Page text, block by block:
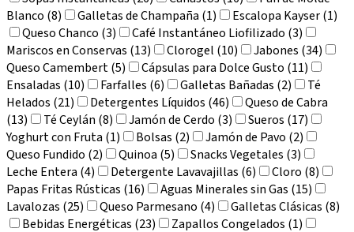
Blanco (8)
Galletas de Champaña (1)
Escalopa Kayser (1)
Queso Chanco (3)
Café Instantáneo Liofilizado (3)
Mariscos en Conservas (13)
Clorogel (10)
Jabones (34)
Queso Camembert (5)
Cápsulas para Dolce Gusto (11)
Ensaladas (10)
Farfalles (6) Galletas Bañadas (2)
Té
Helados (21)
Detergentes Líquidos (46)
Queso de Cabra
(13)
Té Ceylán (8) Jamón de Cerdo (3)
Sueros (17)
Yoghurt con Fruta (1)
Bolsas (2)
Jamón de Pavo (2)
Queso Fundido (2)
Quinoa (5)
Snacks Vegetales (3)
Leche Entera (4)
Detergente Lavavajillas (6)
Cloro (8)
Papas Fritas Rústicas (16)
Aguas Minerales sin Gas (15)
Lavalozas (25)
Queso Parmesano (4)
Galletas Clásicas (8)
Bebidas Energéticas (23)
Zapallos Congelados (1)